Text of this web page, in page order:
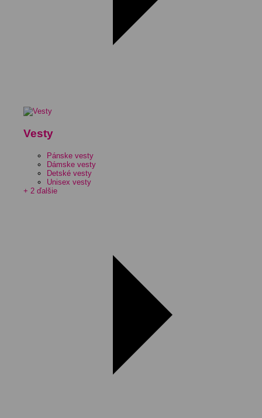
Vesty
Pánske vesty
Dámske vesty
Detské vesty
Unisex vesty
+ 2 ďalšie